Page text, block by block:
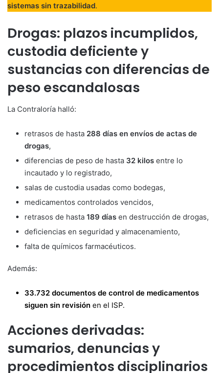
sistemas sin trazabilidad.
Drogas: plazos incumplidos,
custodia deficiente y
sustancias con diferencias de
peso escandalosas
La Contraloría halló:
retrasos de hasta 288 días en envíos de actas de
drogas,
diferencias de peso de hasta 32 kilos entre lo
incautado y lo registrado,
salas de custodia usadas como bodegas,
medicamentos controlados vencidos,
retrasos de hasta 189 días en destrucción de drogas,
deficiencias en seguridad y almacenamiento,
falta de químicos farmacéuticos.
Además:
33.732 documentos de control de medicamentos
siguen sin revisión en el ISP.
Acciones derivadas:
sumarios, denuncias y
procedimientos disciplinarios